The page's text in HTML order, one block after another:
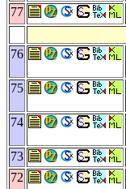
77
76
75
74
73
72